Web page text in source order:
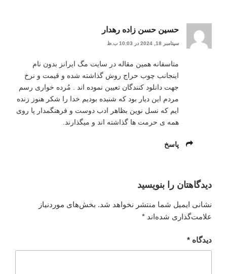
حسین حسن زاده رهدار
سپتامبر 18, 2024 در 10:03 ب.ظ
متاسفانه همین مقاله در سایت مگ ایرانز بدون نام
اینجانب چوب حراج روش گذاشته شده و قیمت و نرخ
جهت دانلود کنندگان تعیین نموده اند . مُرده خواری رسم
مردم این دیار بود که شنیده بودیم خدا را شکر هنوز زنده
ایم که نسل نوین بظاهر ادب دوست و فرهنگمدار پا روی
همه ی حرمت ها گذاشته اند و میگذارند.
پاسخ
دیدگاهتان را بنویسید
نشانی ایمیل شما منتشر نخواهد شد. بخش‌های موردنیاز
علامت‌گذاری شده‌اند *
دیدگاه *